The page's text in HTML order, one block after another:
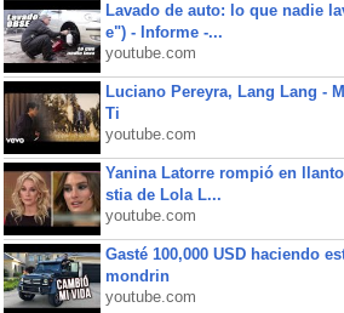
Lavado de auto: lo que nadie
e") - Informe -...
youtube.com
Luciano Pereyra, Lang Lang -
Ti
youtube.com
Yanina Latorre rompió en
stia de Lola L...
youtube.com
Gasté 100,000 USD haciendo
mondrin
youtube.com